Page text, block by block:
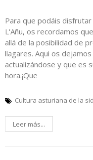
Para que podáis
L'Añu, os recordamos
allá de la posibilidad de
llagares. Aqui os
actualizándose y que es
hora.¡Que
Cultura asturiana de la
Leer más...